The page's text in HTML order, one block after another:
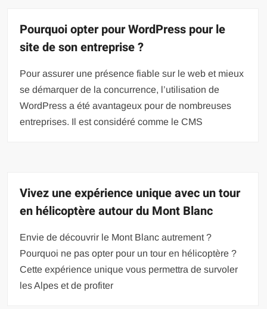
Pourquoi opter pour WordPress pour le
site de son entreprise ?
Pour assurer une présence fiable sur le web et mieux
se démarquer de la concurrence, l’utilisation de
WordPress a été avantageux pour de nombreuses
entreprises. Il est considéré comme le CMS
Vivez une expérience unique avec un tour
en hélicoptère autour du Mont Blanc
Envie de découvrir le Mont Blanc autrement ?
Pourquoi ne pas opter pour un tour en hélicoptère ?
Cette expérience unique vous permettra de survoler
les Alpes et de profiter